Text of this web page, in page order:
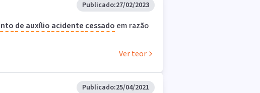
Publicado:27/02/2023
de auxílio acidente cessado em razão
Ver teor
Publicado:25/04/2021